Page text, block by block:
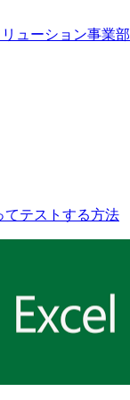
ューション事業部
てテストする方法